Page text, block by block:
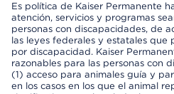
Es política de Kaiser Permanente
atención, servicios y programas
personas con discapacidades, de
las leyes federales y estatales que
por discapacidad. Kaiser
razonables para las personas con
(1) acceso para animales guía y
en los casos en los que el animal